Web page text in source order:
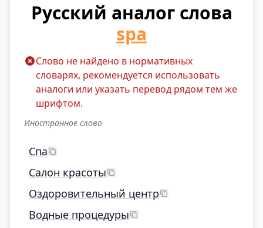
Русский аналог слова
spa
Слово не найдено в нормативных
словарях, рекомендуется использовать
аналоги или указать перевод рядом тем же
шрифтом.
Иностранное слово
Спа
Салон красоты
Оздоровительный центр
Водные процедуры